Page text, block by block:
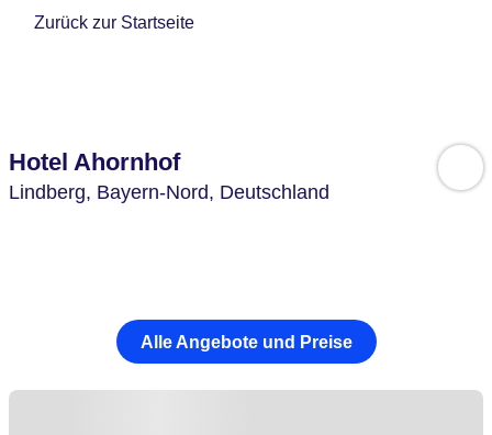
Zurück zur Startseite
Hotel Ahornhof
Lindberg, Bayern-Nord, Deutschland
Alle Angebote und Preise